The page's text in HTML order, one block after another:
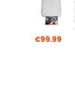
€99.99